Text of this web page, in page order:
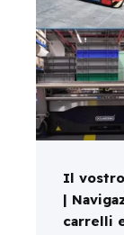
Il
|
carrelli